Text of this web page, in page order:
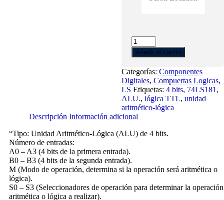
74LS181
cantidad
Añadir al carrito
Categorías: Componentes
Digitales, Compuertas Logicas,
LS Etiquetas: 4 bits, 74LS181 ,
ALU., lógica TTL, unidad
aritmético-lógica
Descripción Información adicional
“Tipo: Unidad Aritmético-Lógica (ALU) de 4 bits.
Número de entradas:
A0 – A3 (4 bits de la primera entrada).
B0 – B3 (4 bits de la segunda entrada).
M (Modo de operación, determina si la operación será aritmética o
lógica).
S0 – S3 (Seleccionadores de operación para determinar la operación
aritmética o lógica a realizar).